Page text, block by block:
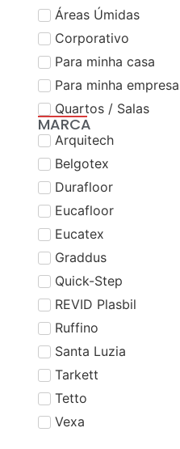
Áreas Úmidas
Corporativo
Para minha casa
Para minha empresa
Quartos / Salas
MARCA
Arquitech
Belgotex
Durafloor
Eucafloor
Eucatex
Graddus
Quick-Step
REVID Plasbil
Ruffino
Santa Luzia
Tarkett
Tetto
Vexa